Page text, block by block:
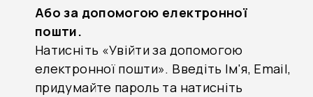
Або за допомогою електронної
пошти.
Натисніть «Увійти за допомогою
електронної пошти». Введіть Ім'я, Email,
придумайте пароль та натисніть